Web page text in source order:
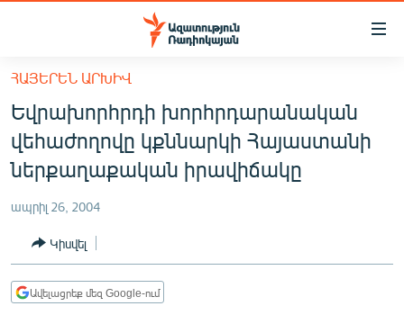
Մատչելիության
հիմնական
բովանդակությանը
Անցնել
հիմնական
մենյուին
ՀԱՅԱՍՏԱՆ
ՔԱՂԱՔԱԿԱՆ
ՀԱՍԱՐԱԿՈՒԹՅՈՒՆ
ՏՆՏԵՍՈՒԹՅՈՒՆ
ՀԱՅԵՐԵՆ ԱՐԽԻՎ
Եվրախորհրդի խորհրդարանական
վեհաժողովը կքննարկի Հայաստանի
ներքաղաքական իրավիճակը
ապրիլ 26, 2004
Կիսվել
Ավելացրեք մեզ Google-ում